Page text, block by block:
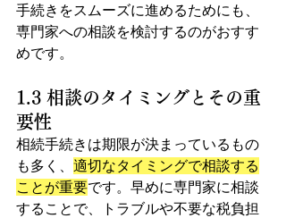
手続きをスムーズに進めるためにも、
専門家への相談を検討するのがおすす
めです。
1.3 相談のタイミングとその重
要性
相続手続きは期限が決まっているもの
も多く、 適切なタイミングで相談する
ことが重要です。早めに専門家に相談
することで、トラブルや不要な税負担